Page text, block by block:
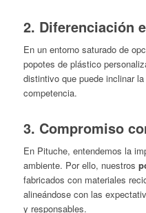
2. Diferenciación
En un entorno saturado de
popotes de plástico
distintivo que puede inclinar
competencia.
3. Compromiso
En Pituche, entendemos la
ambiente. Por ello, nuestros
fabricados con materiales
alineándose con las
y responsables.​